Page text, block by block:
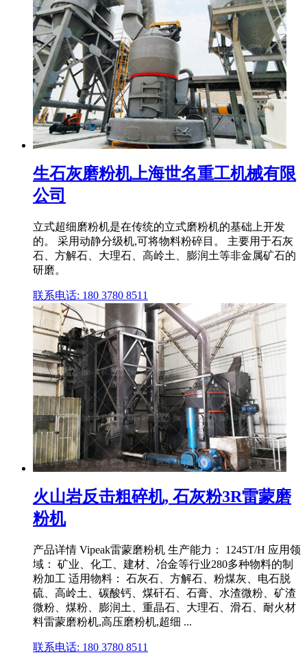
生石灰磨粉机上海世名重工机械有限
公司
立式超细磨粉机是在传统的立式磨粉机的基础上开发
的。 采用动静分级机,可将物料粉碎目。 主要用于石灰
石、方解石、大理石、高岭土、膨润土等非金属矿石的
研磨。
联系电话: 180 3780 8511
火山岩反击粗碎机, 石灰粉3R雷蒙磨
粉机
产品详情 Vipeak雷蒙磨粉机 生产能力： 1245T/H 应用领
域： 矿业、化工、建材、冶金等行业280多种物料的制
粉加工 适用物料： 石灰石、方解石、粉煤灰、电石脱
硫、高岭土、碳酸钙、煤矸石、石膏、水渣微粉、矿渣
微粉、煤粉、膨润土、重晶石、大理石、滑石、耐火材
料雷蒙磨粉机,高压磨粉机,超细 ...
联系电话: 180 3780 8511